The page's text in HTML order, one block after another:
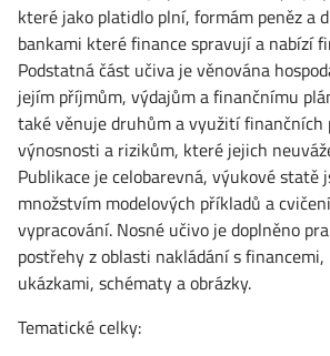
které jako platidlo plní, formám peněz a
bankami které finance spravují a nabízí
Podstatná část učiva je věnována
jejím příjmům, výdajům a finančnímu
také věnuje druhům a využití finančních
výnosnosti a rizikům, které jejich
Publikace je celobarevná, výukové statě
množstvím modelových příkladů a
vypracování. Nosné učivo je doplněno
postřehy z oblasti nakládání s
ukázkami, schématy a obrázky.
Tematické celky: